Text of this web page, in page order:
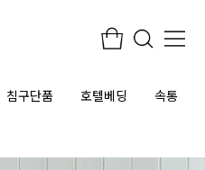
침구단품 호텔베딩 속통